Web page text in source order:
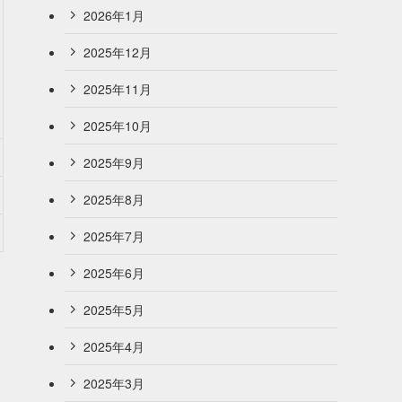
2026年1月
2025年12月
2025年11月
2025年10月
2025年9月
2025年8月
2025年7月
2025年6月
2025年5月
2025年4月
2025年3月